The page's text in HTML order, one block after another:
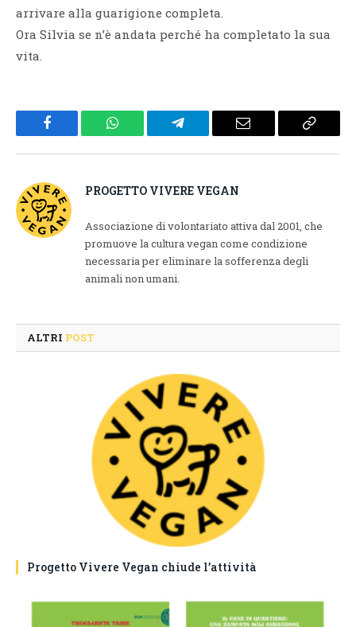
arrivare alla guarigione completa.
Ora Silvia se n’è andata perché ha completato la sua
vita.
Facebook WhatsApp Telegram Email
Copy
PROGETTO VIVERE VEGAN
Associazione di volontariato attiva dal 2001, che
promuove la cultura vegan come condizione
necessaria per eliminare la sofferenza degli
animali non umani.
ALTRI POST
Progetto Vivere Vegan chiude l’attività